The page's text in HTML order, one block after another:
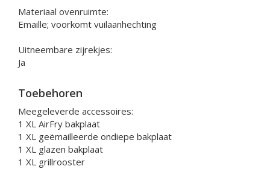
Materiaal ovenruimte:
Emaille; voorkomt vuilaanhechting
Uitneembare zijrekjes:
Ja
Toebehoren
Meegeleverde accessoires:
1 XL AirFry bakplaat
1 XL geëmailleerde ondiepe bakplaat
1 XL glazen bakplaat
1 XL grillrooster